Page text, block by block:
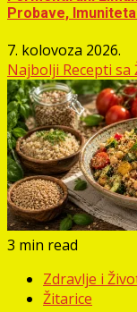
Probave,
7. kolovoza 2026.
Najbolji Recepti sa
3 min read
Zdravlje i
Žitarice